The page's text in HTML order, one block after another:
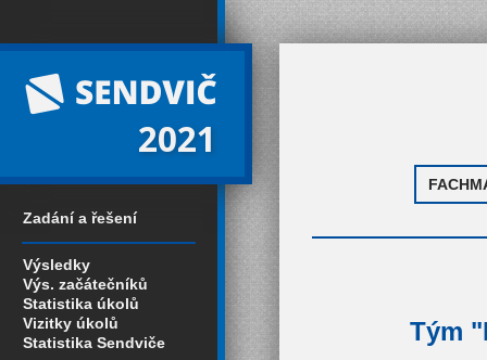
2021
Zadání a řešení
Výsledky
Výs. začátečníků
Statistika úkolů
Vizitky úkolů
Statistika Sendviče
Tým